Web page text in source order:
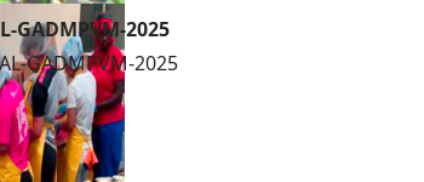
GADMPVM-2025
GADMPVM-2025